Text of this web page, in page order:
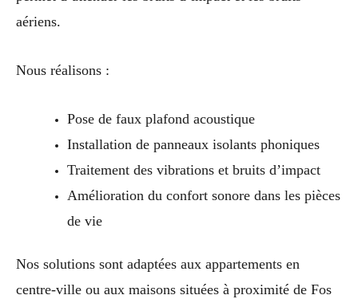
aériens.
Nous réalisons :
Pose de faux plafond acoustique
Installation de panneaux isolants phoniques
Traitement des vibrations et bruits d’impact
Amélioration du confort sonore dans les pièces
de vie
Nos solutions sont adaptées aux appartements en
centre-ville ou aux maisons situées à proximité de Fos